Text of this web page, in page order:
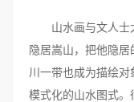
山水画与文人士
隐居嵩山，把他隐
川一带也成为描绘
模式化的山水图式